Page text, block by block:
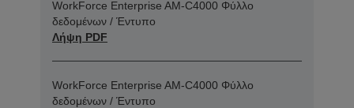
WorkForce Enterprise​ AM-C4000​ Φύλλο
δεδομένων / Έντυπο
Λήψη PDF
WorkForce Enterprise​ AM-C4000​ Φύλλο
δεδομένων / Έντυπο